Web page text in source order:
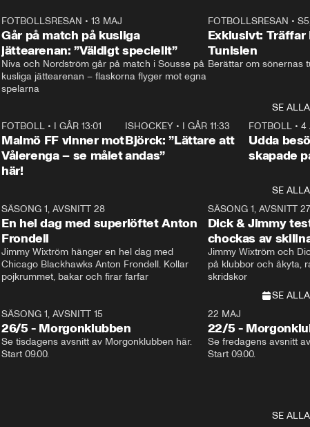
FOTBOLLSRESAN • 13 MAJ
Går på match på kusliga
jättearenan: ”Väldigt speciellt”
Niva och Nordström går på match i Sousse på
kusliga jättearenan – flaskorna flyger mot egna
spelarna
FOTBOLLSRESAN •
Exklusivt: Träffar
Tunisien
Berättar om sönernas
SE ALLA
FOTBOLL• I GÅR 13:01
Malmö FF vinner mot
Vålerenga – se målet
här!
ISHOCKEY • I GÅR 11:33
Björck: ”Lättare att
andas”
FOTBOLL •4
Udda
skapade
SE ALLA
Plus
SÄSONG 1, AVSNITT 28
En hel dag med superlöftet Anton
Frondell
Jimmy Wixtröm hänger en hel dag med
Chicago Blackhawks Anton Frondell. Kollar
pojkrummet, bakar och firar farfar
SÄSONG 1, AVSNITT 27
Dick & Jimmy
chockas av
Jimmy Wixtröm och
på klubbor och åkyta,
skridskor
SE ALLA
SÄSONG 1, AVSNITT 15
26/5 - Morgonklubben
Se tisdagens avsnitt av Morgonklubben här.
Start 09.00.
22 MAJ
22/5 -
Se fredagens avsnitt
Start 09.00.
SE ALLA